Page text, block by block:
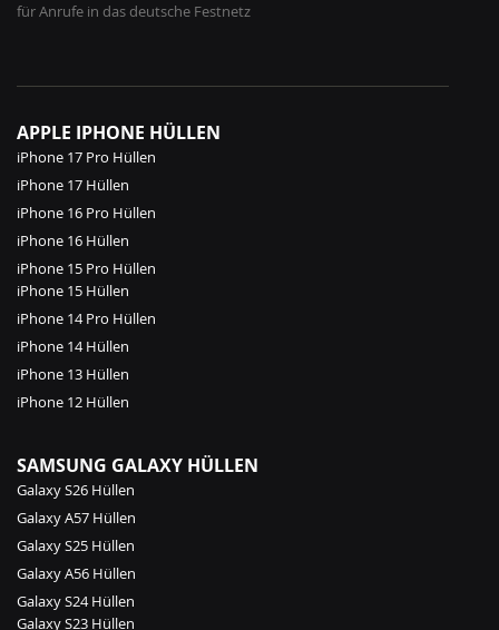
für Anrufe in das deutsche Festnetz
APPLE IPHONE HÜLLEN
iPhone 17 Pro Hüllen
iPhone 17 Hüllen
iPhone 16 Pro Hüllen
iPhone 16 Hüllen
iPhone 15 Pro Hüllen
iPhone 15 Hüllen
iPhone 14 Pro Hüllen
iPhone 14 Hüllen
iPhone 13 Hüllen
iPhone 12 Hüllen
SAMSUNG GALAXY HÜLLEN
Galaxy S26 Hüllen
Galaxy A57 Hüllen
Galaxy S25 Hüllen
Galaxy A56 Hüllen
Galaxy S24 Hüllen
Galaxy S23 Hüllen